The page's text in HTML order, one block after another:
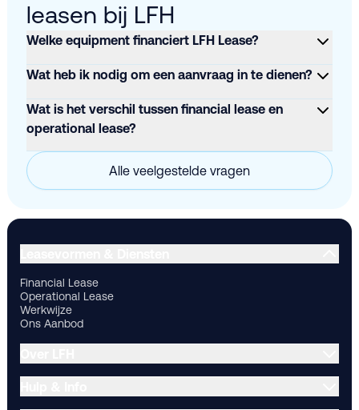
leasen bij LFH
Welke equipment financiert LFH Lease?
Wat heb ik nodig om een aanvraag in te dienen?
Wat is het verschil tussen financial lease en
operational lease?
Alle veelgestelde vragen
Financial Lease
Operational Lease
Werkwijze
Ons Aanbod